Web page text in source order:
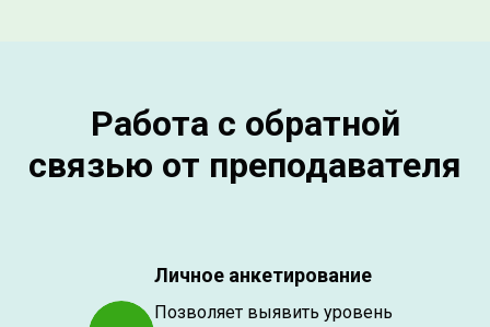
Работа с обратной
связью от преподавателя
Личное анкетирование
Позволяет выявить уровень